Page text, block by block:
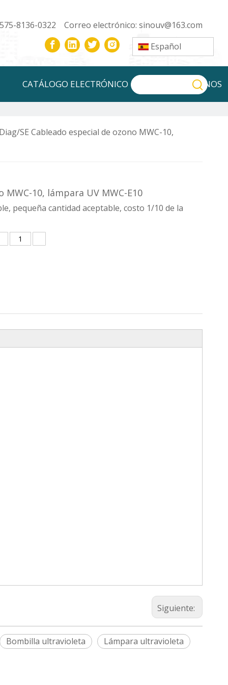
8136-0322 Correo electrónico: sinouv@163.com
Español
CATÁLOGO ELECTRÓNICO CONTÁCTENOS
SE Cableado especial de ozono MWC-10,
10, lámpara UV MWC-E10
pequeña cantidad aceptable, costo 1/10 de la
Siguiente:
Bombilla ultravioleta
Lámpara ultravioleta